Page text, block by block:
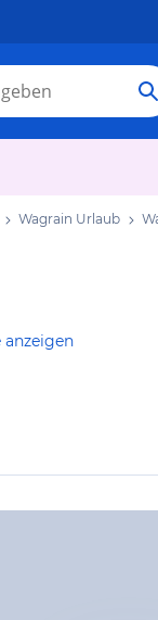
Wagrain Urlaub
anzeigen